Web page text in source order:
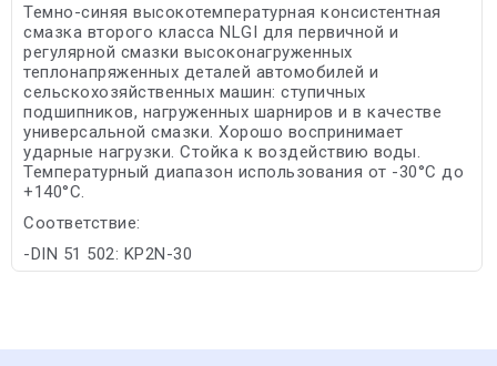
Темно-синяя высокотемпературная консистентная
смазка второго класса NLGI для первичной и
регулярной смазки высоконагруженных
теплонапряженных деталей автомобилей и
сельскохозяйственных машин: ступичных
подшипников, нагруженных шарниров и в качестве
универсальной смазки. Хорошо воспринимает
ударные нагрузки. Стойка к воздействию воды.
Температурный диапазон использования от -30°С до
+140°С.
Соответствие:
-DIN 51 502: KP2N-30